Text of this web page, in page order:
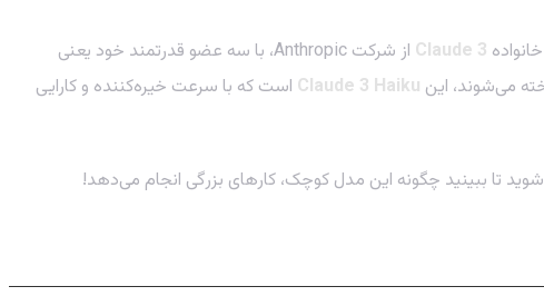
Claude 3
از شرکت Anthropic، با سه عضو قدرتمند خود یعنی
Claude 3 Haiku است که با سرعت خیره‌کننده و کارایی